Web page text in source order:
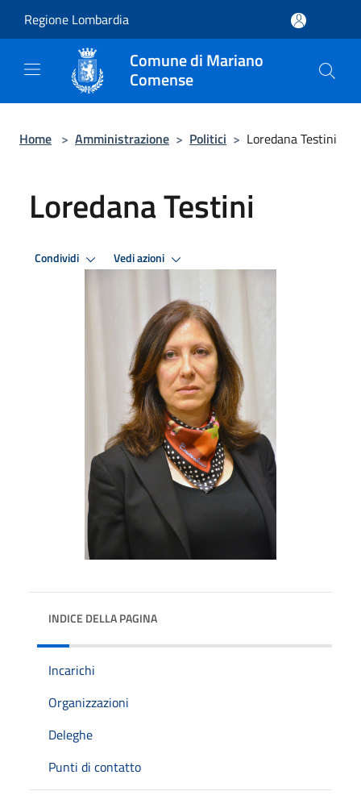
Regione Lombardia
Comune di Mariano
Comense
Home > Amministrazione > Politici > Loredana Testini
Loredana Testini
Condividi Vedi azioni
INDICE DELLA PAGINA
Incarichi
Organizzazioni
Deleghe
Punti di contatto